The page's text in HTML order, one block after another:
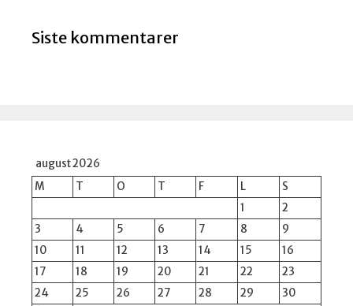
Siste kommentarer
august 2026
M
T O T F L
S
1
2
3
4 5 6 7 8
9
10
11 12 13 14 15
16
17
18 19 20 21 22
23
24
25 26 27 28 29
30